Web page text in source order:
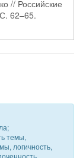
// Российские
62–65.
темы,
логичность,